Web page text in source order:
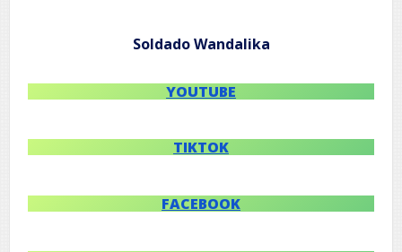
Soldado Wandalika
YOUTUBE
TIKTOK
FACEBOOK